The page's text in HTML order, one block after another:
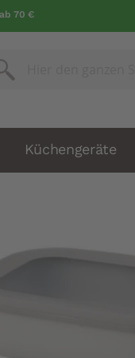
70 €
Küchengeräte